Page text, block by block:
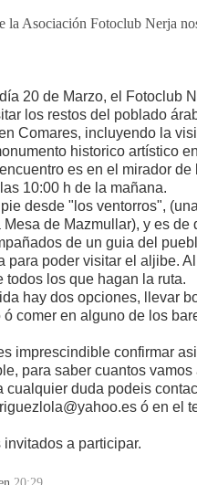
la Asociación Fotoclub Nerja
día 20 de Marzo, el Fotoclub
los restos del poblado
Comares, incluyendo la
historico artístico
es en el mirador de
10:00 h de la mañana.
desde "los ventorros",
Mesa de Mazmullar), y es de
de un guia del
para poder visitar el aljibe.
todos los que hagan la ruta.
hay dos opciones, llevar
ó comer en alguno de los
imprescindible confirmar
para saber cuantos vamos
cualquier duda podeis
ó en el
invitados a participar.